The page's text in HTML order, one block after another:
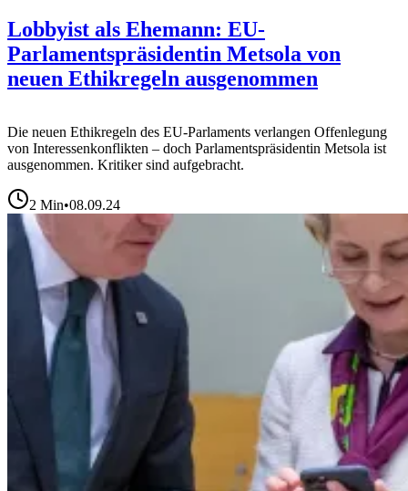
Lobbyist als Ehemann: EU-
Parlamentspräsidentin Metsola von
neuen Ethikregeln ausgenommen
Die neuen Ethikregeln des EU-Parlaments verlangen Offenlegung
von Interessenkonflikten – doch Parlamentspräsidentin Metsola ist
ausgenommen. Kritiker sind aufgebracht.
2 Min•08.09.24